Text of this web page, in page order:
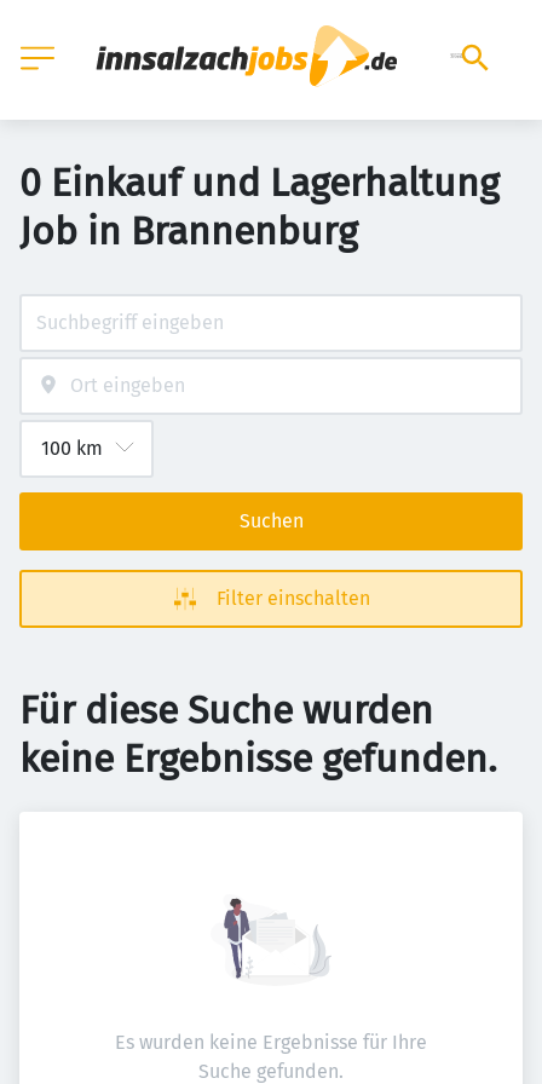
0 Einkauf und Lagerhaltung
Job in Brannenburg
Suchen
Filter einschalten
Für diese Suche wurden
keine Ergebnisse gefunden.
Es wurden keine Ergebnisse für Ihre
Suche gefunden.